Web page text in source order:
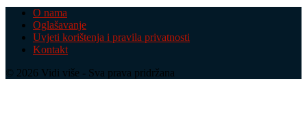
O nama
Oglašavanje
Uvjeti korištenja i pravila privatnosti
Kontakt
© 2026 Vidi više - Sva prava pridržana